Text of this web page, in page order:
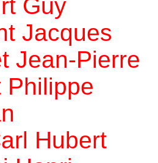
Guy
Jacques
Jean-Pierre
Philippe
Hubert